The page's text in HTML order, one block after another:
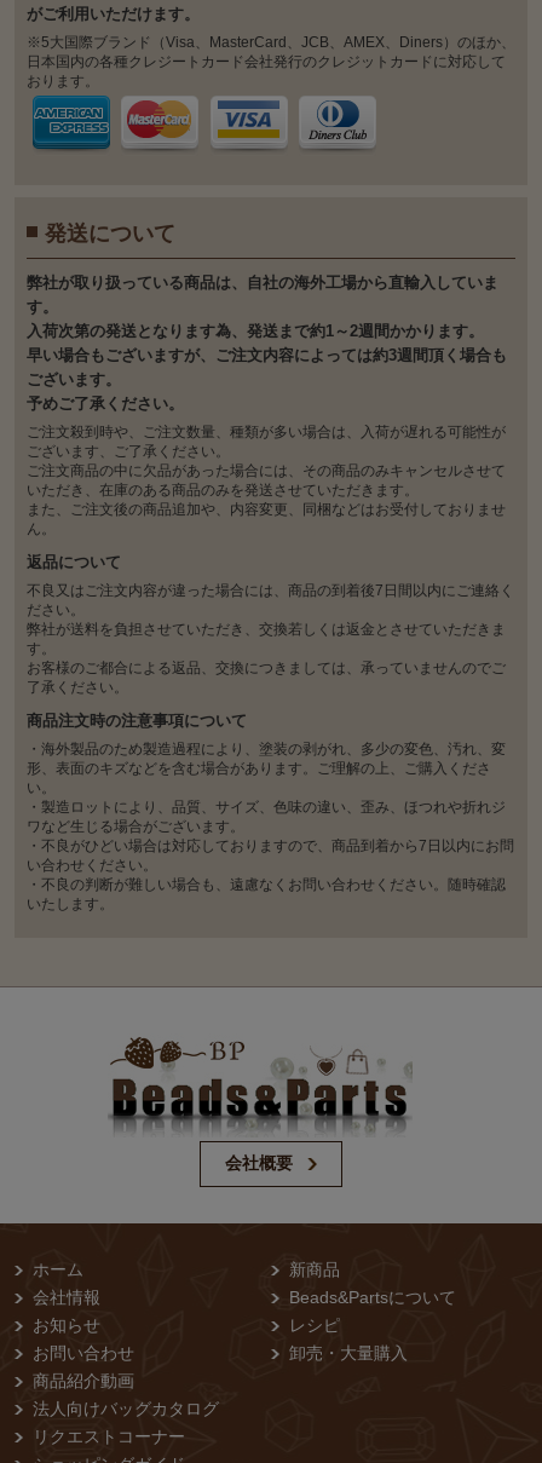
がご利⽤いただけます。
※5大国際ブランド（Visa、MasterCard、JCB、AMEX、Diners）のほか、
日本国内の各種クレジートカード会社発行のクレジットカードに対応して
おります。
発送について
弊社が取り扱っている商品は、自社の海外工場から直輸入していま
す。
入荷次第の発送となります為、発送まで約1～2週間かかります。
早い場合もございますが、ご注文内容によっては約3週間頂く場合も
ございます。
予めご了承ください。
ご注文殺到時や、ご注文数量、種類が多い場合は、入荷が遅れる可能性が
ございます、ご了承ください。
ご注文商品の中に欠品があった場合には、その商品のみキャンセルさせて
いただき、在庫のある商品のみを発送させていただきます。
また、ご注文後の商品追加や、内容変更、同梱などはお受付しておりませ
ん。
返品について
不良又はご注文内容が違った場合には、商品の到着後7日間以内にご連絡く
ださい。
弊社が送料を負担させていただき、交換若しくは返金とさせていただきま
す。
お客様のご都合による返品、交換につきましては、承っていませんのでご
了承ください。
商品注文時の注意事項について
・海外製品のため製造過程により、塗装の剥がれ、多少の変色、汚れ、変
形、表面のキズなどを含む場合があります。ご理解の上、ご購入くださ
い。
・製造ロットにより、品質、サイズ、色味の違い、歪み、ほつれや折れジ
ワなど生じる場合がございます。
・不良がひどい場合は対応しておりますので、商品到着から7日以内にお問
い合わせください。
・不良の判断が難しい場合も、遠慮なくお問い合わせください。随時確認
いたします。
会社概要
ホーム
会社情報
お知らせ
お問い合わせ
商品紹介動画
法人向けバッグカタログ
リクエストコーナー
新商品
Beads&Partsについて
レシピ
卸売・⼤量購⼊